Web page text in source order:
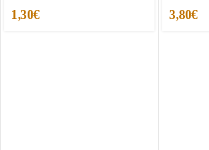
1,30€ 3,80€